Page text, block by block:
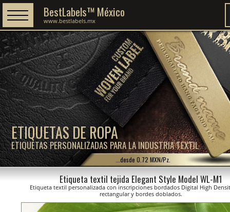
ETIQUETAS DE ROPA
ETIQUETAS PERSONALIZADAS PARA LA INDUSTRIA TEXTIL
BestLabels™ México
www.bestlabels.mx
...desde 0.72 MXN/Pz.
Etiqueta textil tejida Elegant Style Model WL-M1
Etiqueta textil personalizada con inscripciones bordados Digital High
rectangular y bordes doblados.